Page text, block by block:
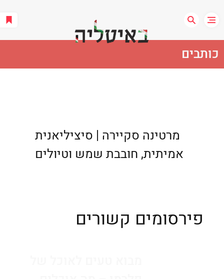
פירסומים קשורים
מרטינה סקיירה | סיציליאנית
אמיתית, חובבת שמש וטיולים
כותבים